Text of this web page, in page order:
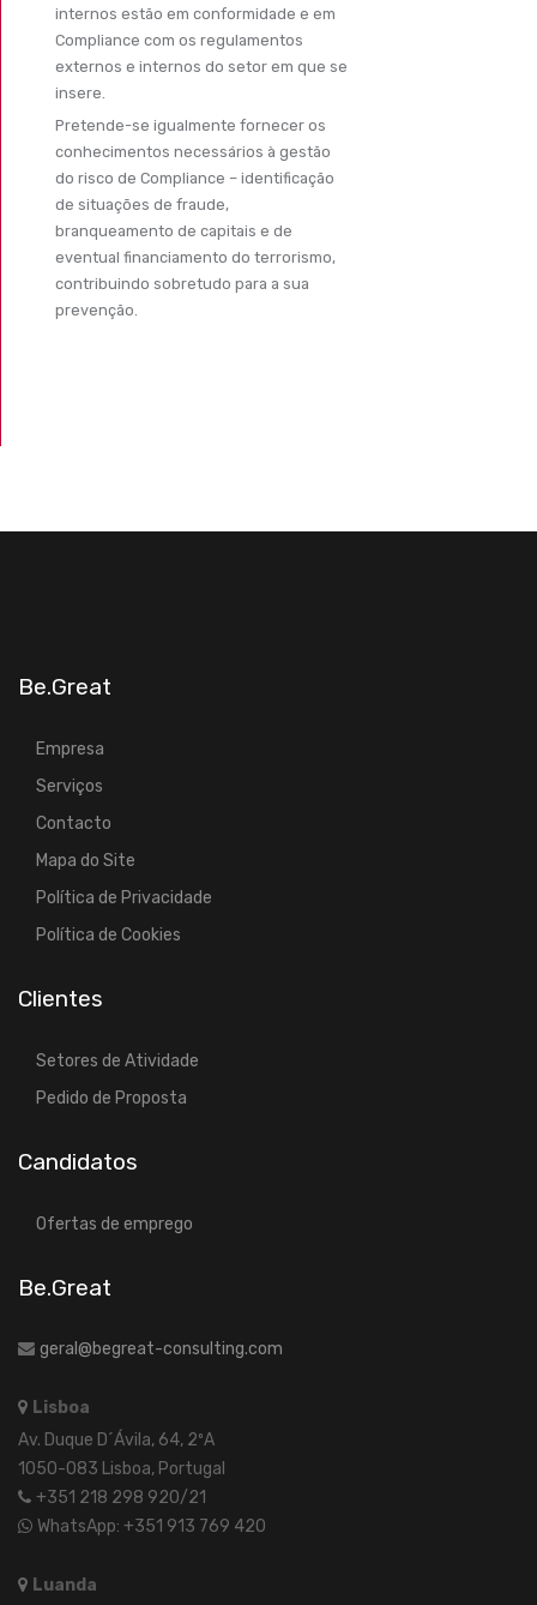
internos estão em conformidade e em
Compliance com os regulamentos
externos e internos do setor em que se
insere.
Pretende-se igualmente fornecer os
conhecimentos necessários à gestão
do risco de Compliance – identificação
de situações de fraude,
branqueamento de capitais e de
eventual financiamento do terrorismo,
contribuindo sobretudo para a sua
prevenção.
Be.Great
Empresa
Serviços
Contacto
Mapa do Site
Política de Privacidade
Política de Cookies
Clientes
Setores de Atividade
Pedido de Proposta
Candidatos
Ofertas de emprego
Be.Great
geral@begreat-consulting.com
Lisboa
Av. Duque D´Ávila, 64, 2ºA
1050-083 Lisboa, Portugal
+351 218 298 920/21
WhatsApp: +351 913 769 420
Luanda